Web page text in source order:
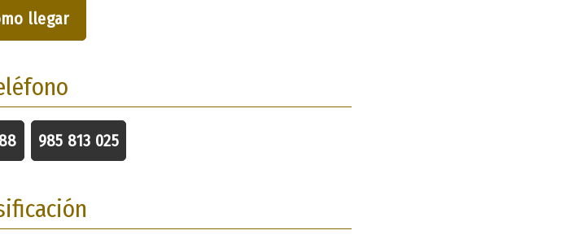
llegar
985 813 025